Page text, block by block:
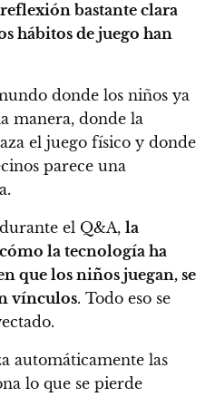
reflexión bastante clara
hábitos de juego han
donde los niños ya
manera, donde la
el juego físico y donde
parece una
el Q&A, la
la tecnología ha
que los niños juegan, se
vínculos. Todo eso se
automáticamente las
lo que se pierde